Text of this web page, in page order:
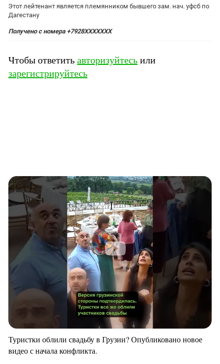
Ставропольский край
Южная Осетия
Этот лейтенант является племянником бывшего зам. нач. уфсб по
Дагестану
Получено с номера +7928ХХХХХХХ
Чтобы ответитьавторизуйтесьили
зарегистрируйтесь
Туристки облили свадьбу в Грузии? Опубликовано новое
видео с начала конфликта.